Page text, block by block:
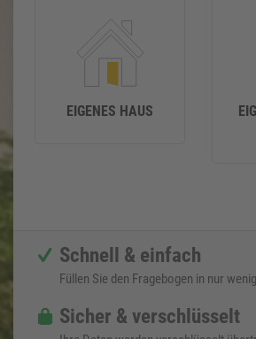
EIGENES HAUS
Schnell & einfach
Füllen Sie den Fragebogen in nur
Sicher & verschlüsselt